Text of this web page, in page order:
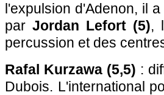
l'expulsion d'Adenon, il
par Jordan Lefort (5),
percussion et des
Rafal Kurzawa (5,5) :
Dubois. L'international